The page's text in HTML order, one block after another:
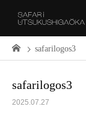
safarilogos3
safarilogos3
2025.07.27